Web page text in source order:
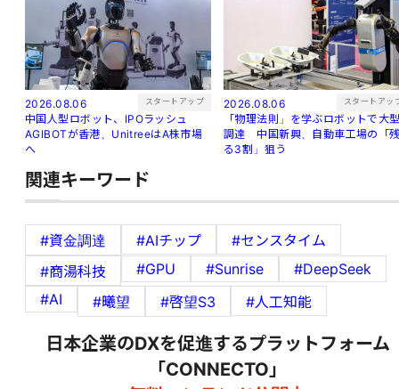
2026.08.06 スタートアップ
中国人型ロボット、IPOラッシュ
AGIBOTが香港、UnitreeはA株市場
へ
2026.08.06 スタートアッ
「物理法則」を学ぶロボットで大
調達 中国新興、自動車工場の「
る3割」狙う
関連キーワード
#資金調達 #AIチップ
#センスタイム
#商湯科技
#GPU #Sunrise
#DeepSeek
#AI
#曦望 #啓望S3 #人工知能
日本企業のDXを促進するプラットフォーム
「CONNECTO」